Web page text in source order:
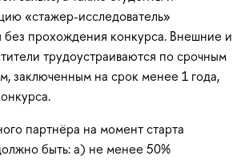
«стажер-исследователь»
без прохождения конкурса. Внешние и
трудоустраиваются по срочным
заключенным на срок менее 1 года,
партнёра на момент старта
быть: а) не менее 50%